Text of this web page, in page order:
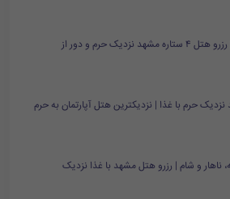
بهترین هتل ۴ ستاره مشهد | رزرو هتل ۴ ستاره مشهد نزدیک حرم و دور از
حرم با غذا | نزدیکترین هتل آپارتمان به حرم
ناهار و شام | رزرو هتل مشهد با غذا نزدیک